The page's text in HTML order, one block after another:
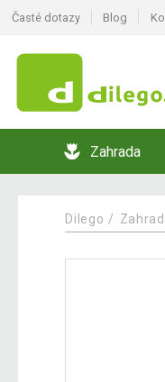
Časté dotazy Blog
Zahrada
Dilego